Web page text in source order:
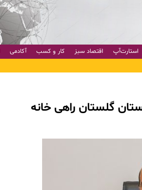
استارت‌آپ اقتصاد سبز کار و کسب آکادمی
گلستان راهی خانه